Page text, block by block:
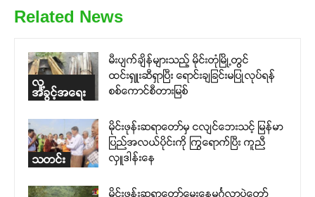
Related News
လူ့
အခွင့်အရေး
မီးပျက်ချိန်များသည့် မိုင်းတုံမြို့တွင်
ထင်းရှူးဆီရှာပြီး ရောင်းချခြင်းမပြုလုပ်ရန်
စစ်ကောင်စီတားမြစ်
သတင်း
မိုင်းဖုန်းဆရာတော်မှ ငလျင်ဘေးသင့် မြန်မာ
ပြည်အလယ်ပိုင်းကို ကြွရောက်ပြီး ကူညီ
လှူဒါန်းနေ
မိုင်းဖုန်းဆရာတော်မွေးနေ့မင်္ဂလာပွဲတော်